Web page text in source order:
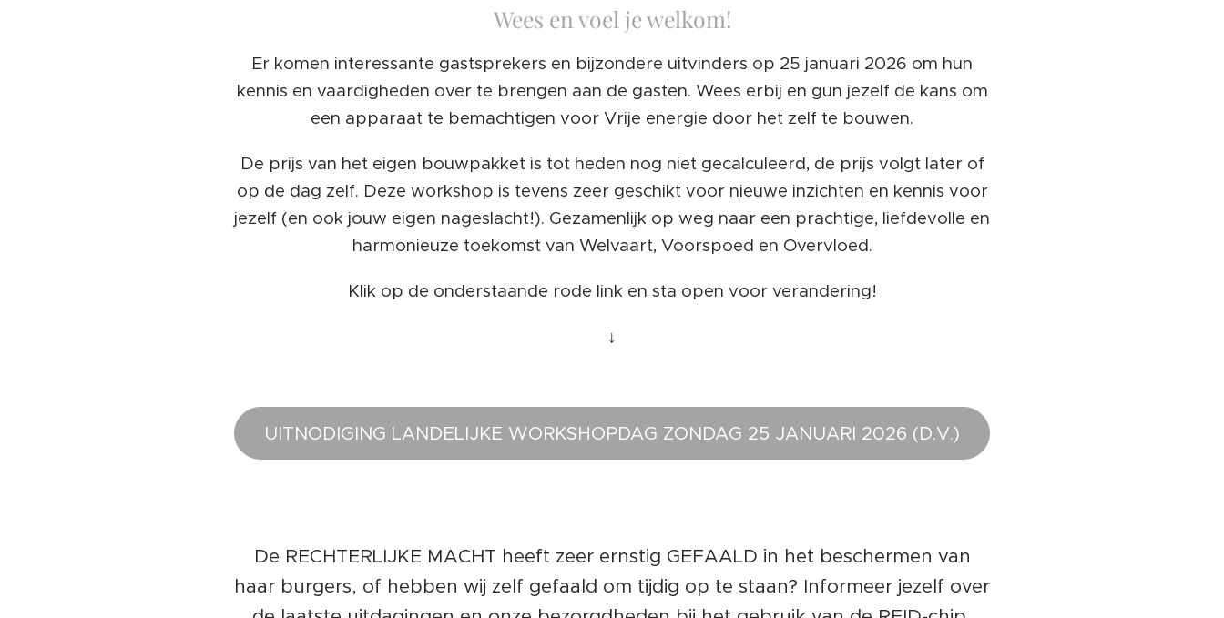
Wees en voel je welkom!
Er komen interessante gastsprekers en bijzondere uitvinders op 25 januari 2026 om hun
kennis en vaardigheden over te brengen aan de gasten. Wees erbij en gun jezelf de kans om
een apparaat te bemachtigen voor Vrije energie door het zelf te bouwen.
De prijs van het eigen bouwpakket is tot heden nog niet gecalculeerd, de prijs volgt later of
op de dag zelf. Deze workshop is tevens zeer geschikt voor nieuwe inzichten en kennis voor
jezelf (en ook jouw eigen nageslacht!). Gezamenlijk op weg naar een prachtige, liefdevolle en
harmonieuze toekomst van Welvaart, Voorspoed en Overvloed.
Klik op de onderstaande rode link en sta open voor verandering!
↓
UITNODIGING LANDELIJKE WORKSHOPDAG ZONDAG 25 JANUARI 2026 (D.V.)
De RECHTERLIJKE MACHT heeft zeer ernstig GEFAALD in het beschermen van
haar burgers, of hebben wij zelf gefaald om tijdig op te staan? Informeer jezelf over